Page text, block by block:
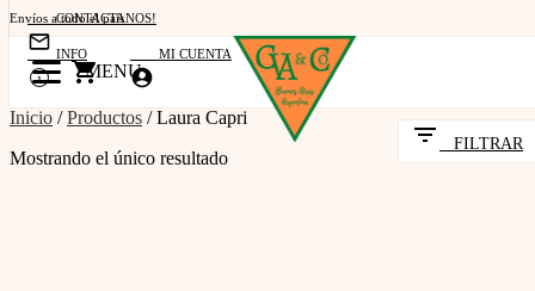
CONTACTANOS!
INFO MI CUENTA
Envíos a todo el país
Retiro por Atelier
Transferencia bancaria y efectivo
MENU
FILTRAR
Inicio /Productos /Laura Capri
Mostrando el único resultado